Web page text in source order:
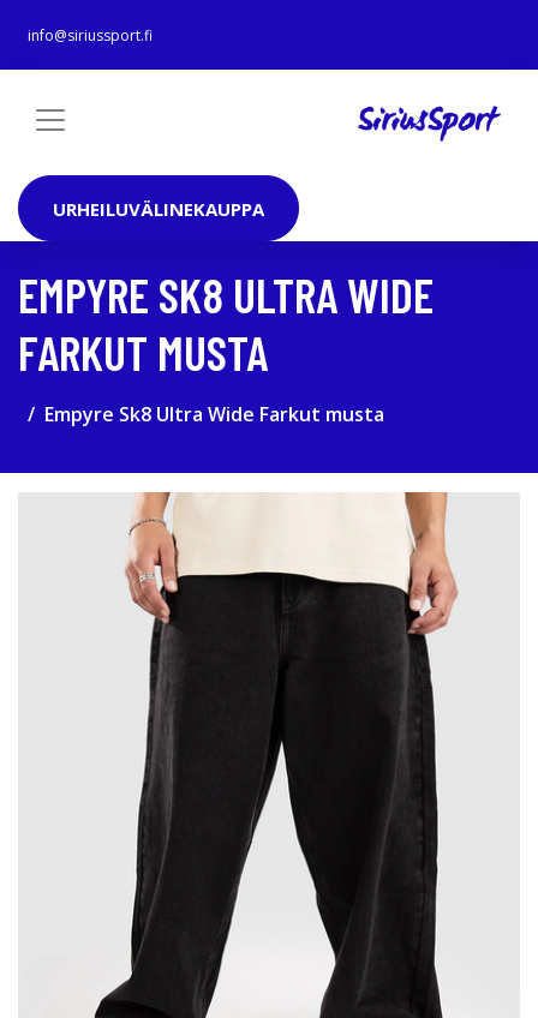
info@siriussport.fi
URHEILUVÄLINEKAUPPA
EMPYRE SK8 ULTRA WIDE
FARKUT MUSTA
Empyre Sk8 Ultra Wide Farkut musta